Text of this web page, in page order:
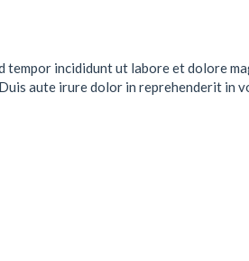
incididunt ut labore et dolore
aute irure dolor in reprehenderit in